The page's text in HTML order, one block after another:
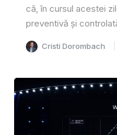
că, în cursul acestei
preventivă și
Cristi Dorombach